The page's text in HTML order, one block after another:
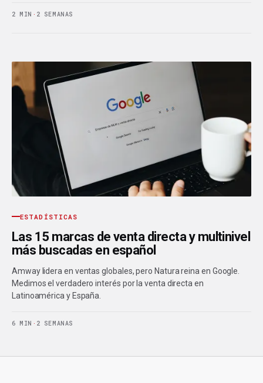
2 MIN · 2 SEMANAS
ESTADÍSTICAS
Las 15 marcas de venta directa y multinivel
más buscadas en español
Amway lidera en ventas globales, pero Natura reina en Google.
Medimos el verdadero interés por la venta directa en
Latinoamérica y España.
6 MIN · 2 SEMANAS